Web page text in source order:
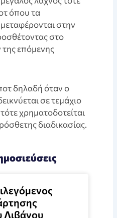
όπου τα
στην
στο
επόμενης
δηλαδή όταν ο
σε τεμάχιo
χρηματοδοτείται
διαδικασίας.
Λιβάνου